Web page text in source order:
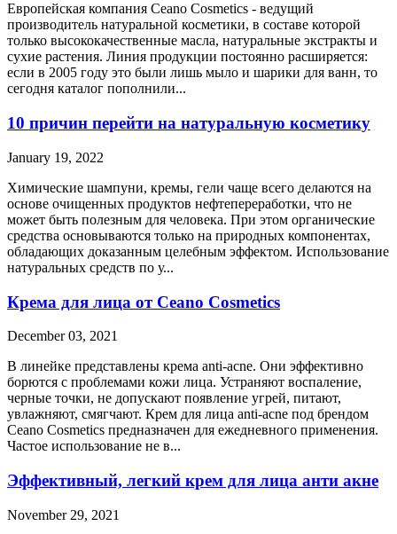
Европейская компания Ceano Cosmetics - ведущий
производитель натуральной косметики, в составе которой
только высококачественные масла, натуральные экстракты и
сухие растения. Линия продукции постоянно расширяется:
если в 2005 году это были лишь мыло и шарики для ванн, то
сегодня каталог пополнили...
10 причин перейти на натуральную косметику
January 19, 2022
Химические шампуни, кремы, гели чаще всего делаются на
основе очищенных продуктов нефтепереработки, что не
может быть полезным для человека. При этом органические
средства основываются только на природных компонентах,
обладающих доказанным целебным эффектом. Использование
натуральных средств по у...
Крема для лица от Ceano Cosmetics
December 03, 2021
В линейке представлены крема anti-acne. Они эффективно
борются с проблемами кожи лица. Устраняют воспаление,
черные точки, не допускают появление угрей, питают,
увлажняют, смягчают. Крем для лица anti-acne под брендом
Ceano Cosmetics предназначен для ежедневного применения.
Частое использование не в...
Эффективный, легкий крем для лица анти акне
November 29, 2021